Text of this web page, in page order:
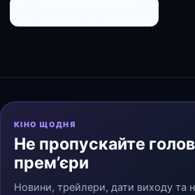
КІНО ЩОДНЯ
Не пропускайте
прем’єри
Новини, трейлери, дати виходу та